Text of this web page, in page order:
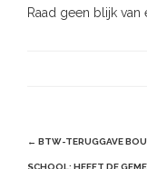
Raad geen blijk
Post
← BTW-TERUGGAVE
SCHOOL: HEEFT DE